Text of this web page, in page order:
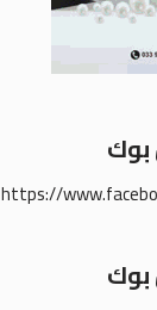
بوك
https://
بوك